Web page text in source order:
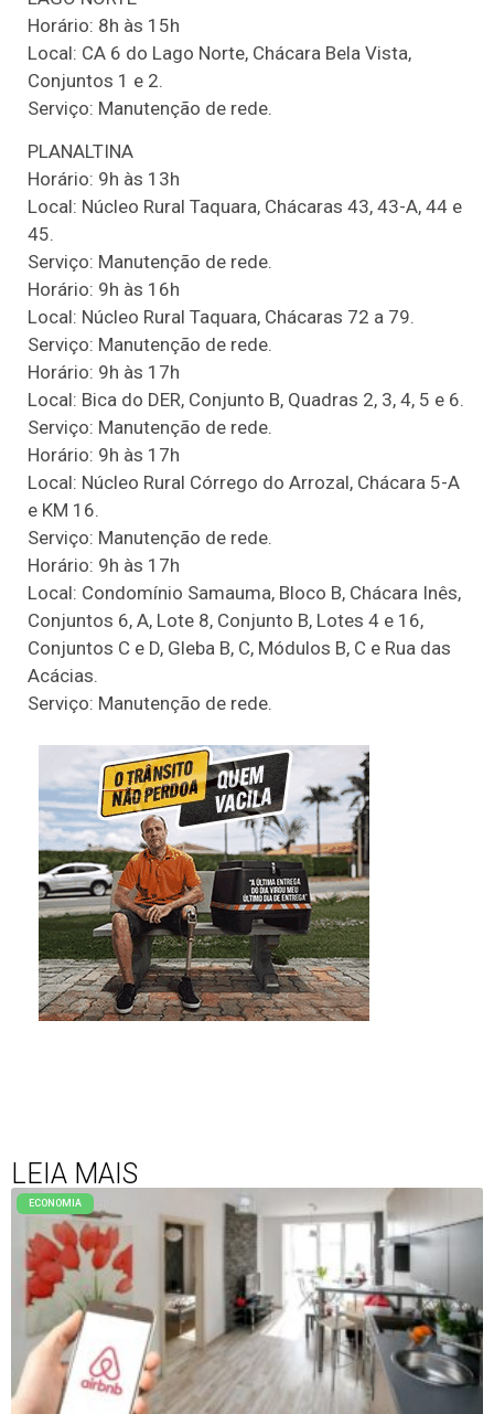
Horário: 8h às 15h
Local: CA 6 do Lago Norte, Chácara Bela Vista,
Conjuntos 1 e 2.
Serviço: Manutenção de rede.
PLANALTINA
Horário: 9h às 13h
Local: Núcleo Rural Taquara, Chácaras 43, 43-A, 44 e
45.
Serviço: Manutenção de rede.
Horário: 9h às 16h
Local: Núcleo Rural Taquara, Chácaras 72 a 79.
Serviço: Manutenção de rede.
Horário: 9h às 17h
Local: Bica do DER, Conjunto B, Quadras 2, 3, 4, 5 e 6.
Serviço: Manutenção de rede.
Horário: 9h às 17h
Local: Núcleo Rural Córrego do Arrozal, Chácara 5-A
e KM 16.
Serviço: Manutenção de rede.
Horário: 9h às 17h
Local: Condomínio Samauma, Bloco B, Chácara Inês,
Conjuntos 6, A, Lote 8, Conjunto B, Lotes 4 e 16,
Conjuntos C e D, Gleba B, C, Módulos B, C e Rua das
Acácias.
Serviço: Manutenção de rede.
LEIA MAIS
ECONOMIA